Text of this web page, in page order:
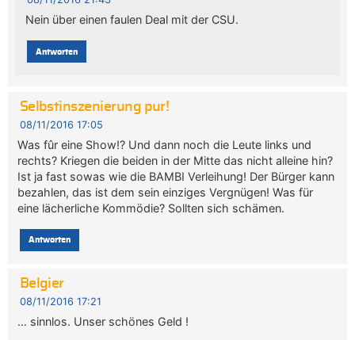
Nein über einen faulen Deal mit der CSU.
Antworten
Selbstinszenierung pur!
08/11/2016 17:05
Was fûr eine Show!? Und dann noch die Leute links und
rechts? Kriegen die beiden in der Mitte das nicht alleine hin?
Ist ja fast sowas wie die BAMBI Verleihung! Der Bürger kann
bezahlen, das ist dem sein einziges Vergnügen! Was für
eine lächerliche Kommödie? Sollten sich schämen.
Antworten
Belgier
08/11/2016 17:21
… sinnlos. Unser schönes Geld !